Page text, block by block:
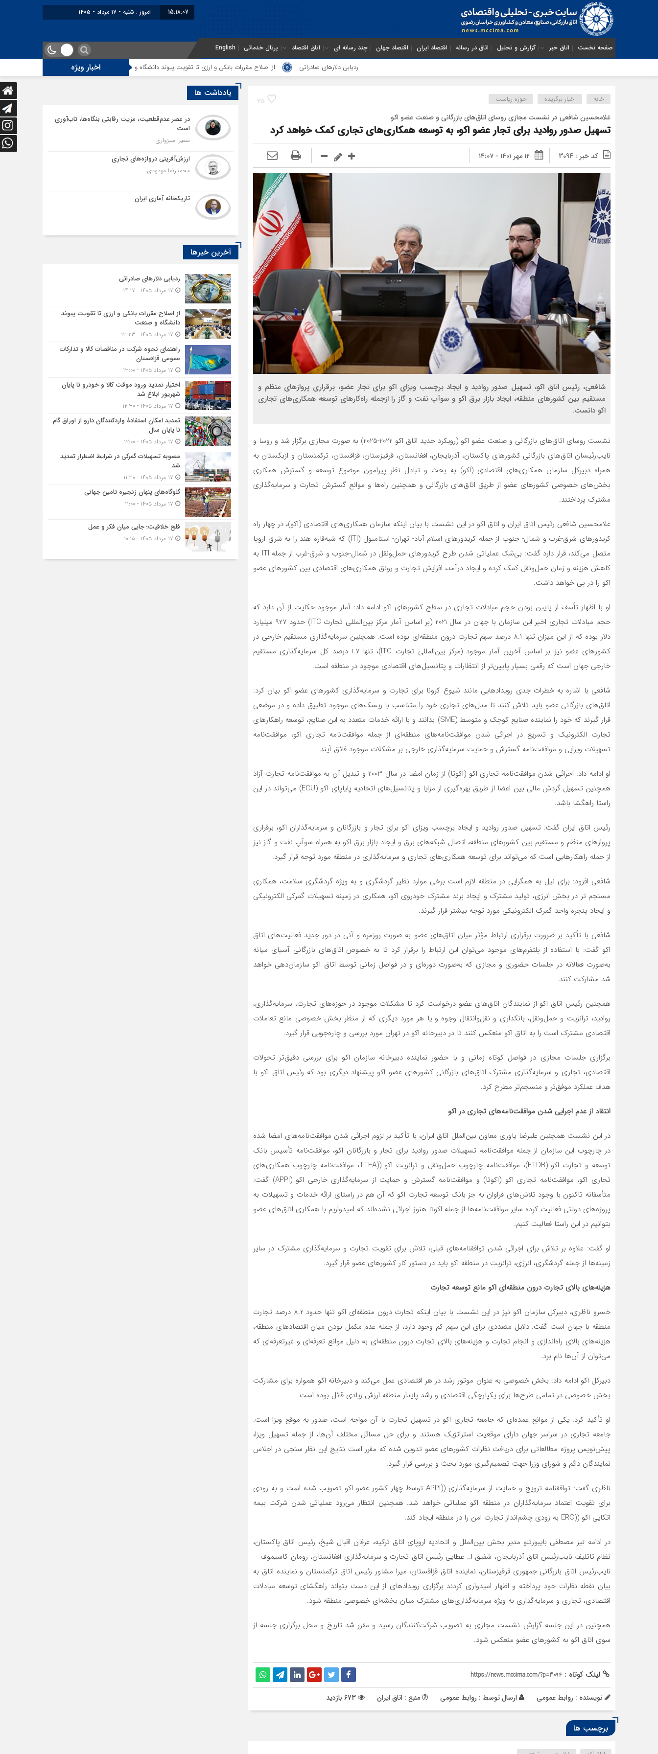
15:18:08 برابر با : Saturday - 8 August - 2026
صفحه نخست اتاق خبر گزارش و تحلیل اتاق در رسانه اقتصاد ایران اقتصاد جهان چند رسانه ای اتاق اقتصاد پرتال خدماتی English
اخبار ویژه ردیابی دلارهای صادراتی از اصلاح مقررات بانکی و ارزی تا تقویت پیوند دانشگاه و صنعت راهنمای نحوه شرکت در مناقصات کالا و تدارکات عمومی
35 خانه اخبار برگزیده حوزه ریاست
غلامحسین شافعی در نشست مجازی روسای اتاق‌های بازرگانی و صنعت عضو اکو
تسهیل صدور روادید برای تجار عضو اکو، به توسعه همکاری‌های تجاری کمک خواهد کرد
کد خبر : 3094 ۱۲ مهر ۱۴۰۱ - ۱۴:۰۷
شافعی، رئیس اتاق اکو، تسهیل صدور روادید و ایجاد برچسب ویزای اکو برای تجار عضو، برقراری پروازهای منظم و
مستقیم بین کشورهای منطقه، ایجاد بازار برق اکو و سوآپ نفت و گاز را ازجمله راه‌کارهای توسعه همکاری‌های تجاری
اکو دانست.
نشست روسای اتاق‌های بازرگانی و صنعت عضو اکو (رویکرد جدید اتاق اکو 2022-2025) به صورت مجازی برگزار شد و روسا و
نایب‌رئیسان اتاق‌های بازرگانی کشورهای پاکستان، آذربایجان، افغانستان، قرقیزستان، قزاقستان، ترکمنستان و ازبکستان به
همراه دبیرکل سازمان همکاری‌های اقتصادی (اکو) به بحث و تبادل نظر پیرامون موضوع توسعه و گسترش همکاری
بخش‌های خصوصی کشورهای عضو از طریق اتاق‌های بازرگانی و همچنین راه‌ها و موانع گسترش تجارت و سرمایه‌گذاری
مشترک پرداختند.
غلامحسین شافعی رئیس اتاق ایران و اتاق اکو در این نشست با بیان اینکه سازمان همکاری‌های اقتصادی (اکو)، در چهار راه
کریدورهای شرق-غرب و شمال- جنوب از جمله کریدورهای اسلام آباد- تهران- استامبول (ITI) که شبه‌قاره هند را به شرق اروپا
متصل می‌کند، قرار دارد گفت: بی‌شک عملیاتی شدن طرح کریدورهای حمل‌ونقل در شمال-جنوب و شرق-غرب از جمله ITI به
کاهش هزینه و زمان حمل‌ونقل کمک کرده و ایجاد درآمد، افزایش تجارت و رونق همکاری‌های اقتصادی بین کشورهای عضو
اکو را در پی خواهد داشت.
او با اظهار تأسف از پایین بودن حجم مبادلات تجاری در سطح کشورهای اکو ادامه داد: آمار موجود حکایت از آن دارد که
حجم مبادلات تجاری اخیر این سازمان با جهان در سال 2021 (بر اساس آمار مرکز بین‌المللی تجارت ITC) حدود 927 میلیارد
دلار بوده که از این میزان تنها 8.1 درصد سهم تجارت درون منطقه‌ای بوده است. همچنین سرمایه‌گذاری مستقیم خارجی در
کشورهای عضو نیز بر اساس آخرین آمار موجود (مرکز بین‌المللی تجارت ITC)، تنها 1.7 درصد کل سرمایه‌گذاری مستقیم
خارجی جهان است که رقمی بسیار پایین‌تر از انتظارات و پتانسیل‌های اقتصادی موجود در منطقه است.
شافعی با اشاره به خطرات جدی رویدادهایی مانند شیوع کرونا برای تجارت و سرمایه‌گذاری کشورهای عضو اکو بیان کرد:
اتاق‌های بازرگانی عضو باید تلاش کنند تا مدل‌های تجاری خود را متناسب با ریسک‌های موجود تطبیق داده و در موضعی
قرار گیرند که خود را نماینده صنایع کوچک و متوسط (SME) بدانند و با ارائه خدمات متعدد به این صنایع، توسعه راهکارهای
تجارت الکترونیک و تسریع در اجرائی شدن موافقت‌نامه‌های منطقه‌ای از جمله موافقت‌نامه تجاری اکو، موافقت‌نامه
تسهیلات ویزایی و موافقت‌نامه گسترش و حمایت سرمایه‌گذاری خارجی بر مشکلات موجود فائق آیند.
او ادامه داد: اجرائی شدن موافقت‌نامه تجاری اکو (اکوتا) از زمان امضا در سال 2003 و تبدیل آن به موافقت‌نامه تجارت آزاد
همچنین تسهیل گردش مالی بین اعضا از طریق بهره‌گیری از مزایا و پتانسیل‌های اتحادیه پایاپای اکو (ECU) می‌تواند در این
راستا راهگشا باشد.
رئیس اتاق ایران گفت: تسهیل صدور روادید و ایجاد برچسب ویزای اکو برای تجار و بازرگانان و سرمایه‌گذاران اکو، برقراری
پروازهای منظم و مستقیم بین کشورهای منطقه، اتصال شبکه‌های برق و ایجاد بازار برق اکو به همراه سوآپ نفت و گاز نیز
از جمله راهکارهایی است که می‌تواند برای توسعه همکاری‌های تجاری و سرمایه‌گذاری در منطقه مورد توجه قرار گیرد.
شافعی افزود: برای نیل به همگرایی در منطقه لازم است برخی موارد نظیر گردشگری و به ویژه گردشگری سلامت، همکاری
مسنجم تر در بخش انرژی، تولید مشترک و ایجاد برند مشترک خودروی اکو، همکاری در زمینه تسهیلات گمرکی الکترونیکی
و ایجاد پنجره واحد گمرک الکترونیکی مورد توجه بیشتر قرار گیرند.
شافعی با تأکید بر ضرورت برقراری ارتباط مؤثر میان اتاق‌های عضو به صورت روزمره و آنی در دور جدید فعالیت‌های اتاق
اکو گفت: با استفاده از پلتفرم‌های موجود می‌توان این ارتباط را برقرار کرد تا به خصوص اتاق‌های بازرگانی آسیای میانه
به‌صورت فعالانه در جلسات حضوری و مجازی که به‌صورت دوره‌ای و در فواصل زمانی توسط اتاق اکو سازمان‌دهی خواهد
شد مشارکت کنند.
همچنین رئیس اتاق اکو از نمایندگان اتاق‌های عضو درخواست کرد تا مشکلات موجود در حوزه‌های تجارت، سرمایه‌گذاری،
روادید، ترانزیت و حمل‌ونقل، بانکداری و نقل‌وانتقال وجوه و یا هر مورد دیگری که از منظر بخش خصوصی مانع تعاملات
اقتصادی مشترک است را به اتاق اکو منعکس کنند تا در دبیرخانه اکو در تهران مورد بررسی و چاره‌جویی قرار گیرد.
برگزاری جلسات مجازی در فواصل کوتاه زمانی و با حضور نماینده دبیرخانه سازمان اکو برای بررسی دقیق‌تر تحولات
اقتصادی، تجاری و سرمایه‌گذاری مشترک اتاق‌های بازرگانی کشورهای عضو اکو پیشنهاد دیگری بود که رئیس اتاق اکو با
هدف عملکرد موفق‌تر و منسجم‌تر مطرح کرد.
انتقاد از عدم اجرایی شدن موافقت‌نامه‌های تجاری در اکو
در این نشست همچنین علیرضا یاوری معاون بین‌الملل اتاق ایران، با تأکید بر لزوم اجرائی شدن موافقت‌نامه‌های امضا شده
در چارچوب این سازمان از جمله موافقت‌نامه تسهیلات صدور روادید برای تجار و بازرگانان اکو، موافقت‌نامه تأسیس بانک
توسعه و تجارت اکو (ETDB)، موافقت‌نامه چارچوب حمل‌ونقل و ترانزیت اکو ((TTFA، موافقت‌نامه چارچوب همکاری‌های
تجاری اکو، موافقت‌نامه تجاری اکو (اکوتا) و موافقت‌نامه گسترش و حمایت از سرمایه‌گذاری خارجی اکو (APPI) گفت:
متأسفانه تاکنون با وجود تلاش‌های فراوان به جز بانک توسعه تجارت اکو که آن هم در راستای ارائه خدمات و تسهیلات به
پروژه‌های دولتی فعالیت کرده سایر موافقت‌نامه‌ها از جمله اکوتا هنوز اجرائی نشده‌اند که امیدواریم با همکاری اتاق‌های عضو
بتوانیم در این راستا فعالیت کنیم.
او گفت: علاوه بر تلاش برای اجرائی شدن توافقنامه‌های قبلی، تلاش برای تقویت تجارت و سرمایه‌گذاری مشترک در سایر
زمینه‌ها از جمله گردشگری، انرژی، ترانزیت در منطقه اکو باید در دستور کار کشورهای عضو قرار گیرد.
هزینه‌های بالای تجارت درون منطقه‌ای اکو مانع توسعه تجارت
خسرو ناظری، دبیرکل سازمان اکو نیز در این نشست با بیان اینکه تجارت درون منطقه‌ای اکو تنها حدود 8.2 درصد تجارت
منطقه با جهان است گفت: دلایل متعددی برای این سهم کم وجود دارد، از جمله عدم مکمل بودن میان اقتصادهای منطقه،
هزینه‌های بالای راه‌اندازی و انجام تجارت و هزینه‌های بالای تجارت درون منطقه‌ای به دلیل موانع تعرفه‌ای و غیرتعرفه‌ای که
می‌توان از آن‌ها نام برد.
دبیرکل اکو ادامه داد: بخش خصوصی به عنوان موتور رشد در هر اقتصادی عمل می‌کند و دبیرخانه اکو همواره برای مشارکت
بخش خصوصی در تمامی طرح‌ها برای یکپارچگی اقتصادی و رشد پایدار منطقه ارزش زیادی قائل بوده است.
او تأکید کرد: یکی از موانع عمده‌ای که جامعه تجاری اکو در تسهیل تجارت با آن مواجه است، صدور به موقع ویزا است.
جامعه تجاری در سراسر جهان دارای موقعیت استراتژیک هستند و برای حل مسائل مختلف آن‌ها، از جمله تسهیل ویزا،
پیش‌نویس پروژه مطالعاتی برای دریافت نظرات کشورهای عضو تدوین شده که مقرر است نتایج این نظر سنجی در اجلاس
نمایندگان دائم و شورای وزرا جهت تصمیم‌گیری مورد بحث و بررسی قرار گیرد.
ناظری گفت: توافقنامه ترویج و حمایت از سرمایه‌گذاری ((APPI توسط چهار کشور عضو اکو تصویب شده است و به زودی
برای تقویت اعتماد سرمایه‌گذاران در منطقه اکو عملیاتی خواهد شد. همچنین انتظار می‌رود عملیاتی شدن شرکت بیمه
اتکایی اکو ((ERC به زودی چشم‌انداز تجارت امن را در منطقه ایجاد کند.
در ادامه نیز مصطفی بایبورتلو مدیر بخش بین‌الملل و اتحادیه اروپای اتاق ترکیه، عرفان اقبال شیخ، رئیس اتاق پاکستان،
نظام تاتلیف نایب‌رئیس اتاق آذربایجان، شفیق ا.. عطایی رئیس اتاق تجارت و سرمایه‌گذاری افغانستان، رومان کاسیموف –
نایب‌رئیس اتاق بازرگانی جمهوری قرقیزستان، نماینده اتاق قزاقستان، میرا مشاور رئیس اتاق ترکمنستان و نماینده اتاق به
بیان نقطه نظرات خود پرداخته و اظهار امیدواری کردند برگزاری رویدادهای از این دست بتواند راهگشای توسعه مبادلات
اقتصادی، تجاری و سرمایه‌گذاری به ویژه سرمایه‌گذاری‌های مشترک میان بخشه‌ای خصوصی منطقه شود.
همچنین در این جلسه گزارش نشست مجازی به تصویب شرکت‌کنندگان رسید و مقرر شد تاریخ و محل برگزاری جلسه از
سوی اتاق اکو به کشورهای عضو منعکس شود.
لینک کوتاه : https://news.mccima.com/?p=3094
نویسنده : روابط عمومی ارسال توسط : روابط عمومی منبع : اتاق ایران
برچسب ها
یادداشت ها
در عصر عدم‌قطعیت، مزیت رقابتی بنگاه‌ها، تاب‌آوری
است
سمیرا سبزواری
ارزش‌آفرینی دروازه‌های تجاری
محمدرضا مودودی
تاریکخانه آماری ایران
آخرین خبرها
ردیابی دلارهای صادراتی
از اصلاح مقررات بانکی و ارزی تا تقویت پیوند
دانشگاه و صنعت
راهنمای نحوه شرکت در مناقصات کالا و تدارکات
عمومی قزاقستان
اختیار تمدید ورود موقت کالا و خودرو تا پایان
شهریور ابلاغ شد
تمدید امکان استفادۀ واردکنندگان دارو از اوراق گام
تا پایان سال
مصوبه تسهیلات گمرکی در شرایط اضطرار تمدید
شد
گلوگاه‌های پنهان زنجیره تامین جهانی
فلج خلاقیت؛ جایی میان فکر و عمل